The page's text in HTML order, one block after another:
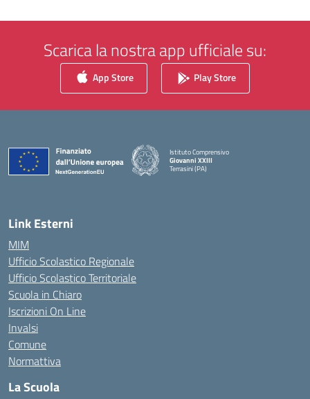
Scarica la nostra app ufficiale su:
App Store Play Store
Istituto Comprensivo
Giovanni XXIII
Terrasini (PA)
Link Esterni
MIM
Ufficio Scolastico Regionale
Ufficio Scolastico Territoriale
Scuola in Chiaro
Iscrizioni On Line
Invalsi
Comune
Normattiva
La Scuola